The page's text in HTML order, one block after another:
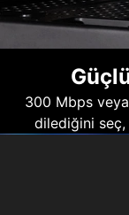
300 Mbps
dilediğini seç,